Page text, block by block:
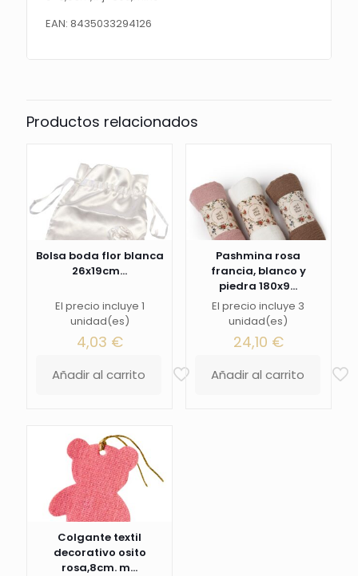
EAN: 8435033294126
Productos relacionados
Bolsa boda flor blanca
26x19cm...
El precio incluye 1
unidad(es)
4,03 €
Añadir al carrito
Pashmina rosa
francia, blanco y
piedra 180x9...
El precio incluye 3
unidad(es)
24,10 €
Añadir al carrito
Colgante textil
decorativo osito
rosa,8cm. m...